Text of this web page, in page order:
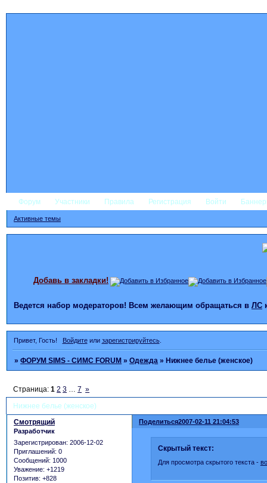
Форум Участники Правила Регистрация Войти
Активные темы
Добавь в закладки!
Ведется набор модераторов! Всем желающим обращаться в ЛС
Привет, Гость! Войдитеили зарегистрируйтесь.
»ФОРУМ SIMS - СИМС FORUM »Одежда »Нижнее белье (женское)
Нижнее белье (женское)
Страница:1 2 3 … 7 »
Поделиться2007-02-11 21:04:53
Смотрящий
Разработчик
Зарегистрирован: 2006-12-02
Приглашений: 0
Сообщений: 1000
Уважение: +1219
Позитив: +828
Скрытый текст:
Для просмотра скрытого текста -